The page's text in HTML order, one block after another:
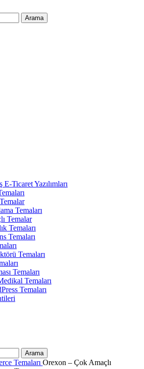
Arama
Ticaret Yazılımları
Temaları
Temalar
Temaları
Temaları
Temaları
Temaları
Temaları
Temaları
Arama
Temaları Orexon – Çok Amaçlı